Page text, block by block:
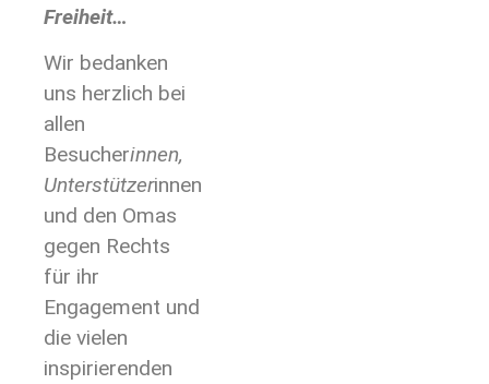
Freiheit…
Wir bedanken
uns herzlich bei
allen
Besucherinnen,
Unterstützerinnen
und den Omas
gegen Rechts
für ihr
Engagement und
die vielen
inspirierenden